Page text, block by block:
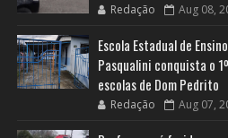
Redação Aug 08,
Escola Estadual de
Pasqualini conquista o
escolas de Dom Pedrito
Redação Aug 07,